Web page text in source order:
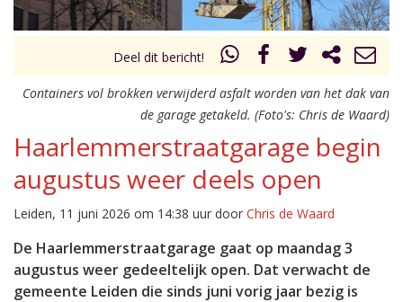
Deel dit bericht!
Containers vol brokken verwijderd asfalt worden van het dak van
de garage getakeld. (Foto's: Chris de Waard)
Haarlemmerstraatgarage begin
augustus weer deels open
Leiden, 11 juni 2026 om 14:38 uur door Chris de Waard
De Haarlemmerstraatgarage gaat op maandag 3
augustus weer gedeeltelijk open. Dat verwacht de
gemeente Leiden die sinds juni vorig jaar bezig is